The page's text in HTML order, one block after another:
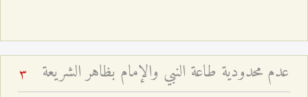
عدم محدودية طاعة النبي والإمام بظاهر الشريعة 3